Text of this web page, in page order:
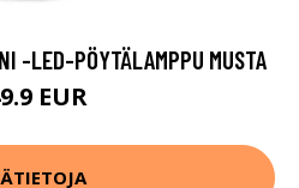
-LED-PÖYTÄLAMPPU MUSTA
EUR